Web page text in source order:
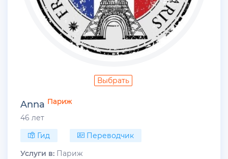
Выбрать
Anna Париж
46 лет
Гид
Переводчик
Услуги в: Париж